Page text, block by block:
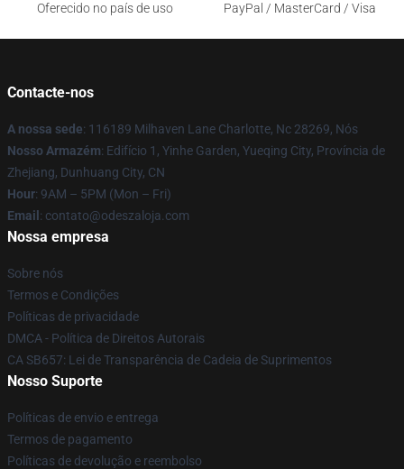
Oferecido no país de uso
PayPal / MasterCard / Visa
Contacte-nos
A nossa sede: 116189 Milhaven Lane Charlotte, Nc 28269, Nós
Nosso Armazém: Edifício 1, Yinhe Garden, Yueqing City, Província de
Zhejiang, Dunhuang City, CN
Hour: 9AM – 5PM (Mon – Fri)
Email : contato@odeszaloja.com
Nossa empresa
Sobre nós
Termos e Condições
Políticas de privacidade
DMCA - Política de Direitos Autorais
CA SB657: Lei de Transparência de Cadeia de Suprimentos
Nosso Suporte
Políticas de envio e entrega
Termos de pagamento
Políticas de devolução e reembolso